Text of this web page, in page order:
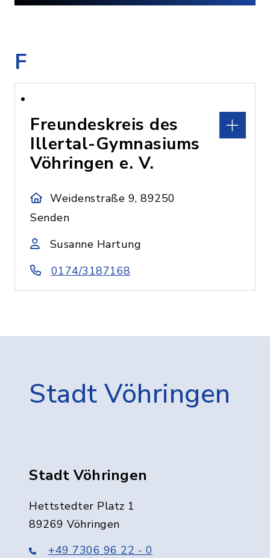
F
Freundeskreis des
Illertal-Gymnasiums
Vöhringen e. V.
Weidenstraße 9, 89250
Senden
Susanne Hartung
0174/3187168
Stadt Vöhringen
Stadt Vöhringen
Hettstedter Platz 1
89269 Vöhringen
+49 7306 96 22 - 0